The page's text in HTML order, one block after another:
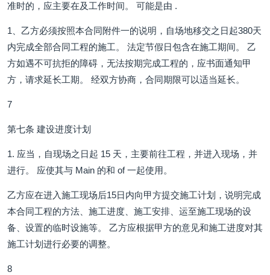
准时的，应主要在及工作时间。 可能是由 .
1、乙方必须按照本合同附件一的说明，自场地移交之日起380天
内完成全部合同工程的施工。 法定节假日包含在施工期间。 乙
方如遇不可抗拒的障碍，无法按期完成工程的，应书面通知甲
方，请求延长工期。 经双方协商，合同期限可以适当延长。
7
第七条 建设进度计划
1. 应当，自现场之日起 15 天，主要前往工程，并进入现场，并
进行。 应使其与 Main 的和 of 一起使用。
乙方应在进入施工现场后15日内向甲方提交施工计划，说明完成
本合同工程的方法、施工进度、施工安排、运至施工现场的设
备、设置的临时设施等。 乙方应根据甲方的意见和施工进度对其
施工计划进行必要的调整。
8